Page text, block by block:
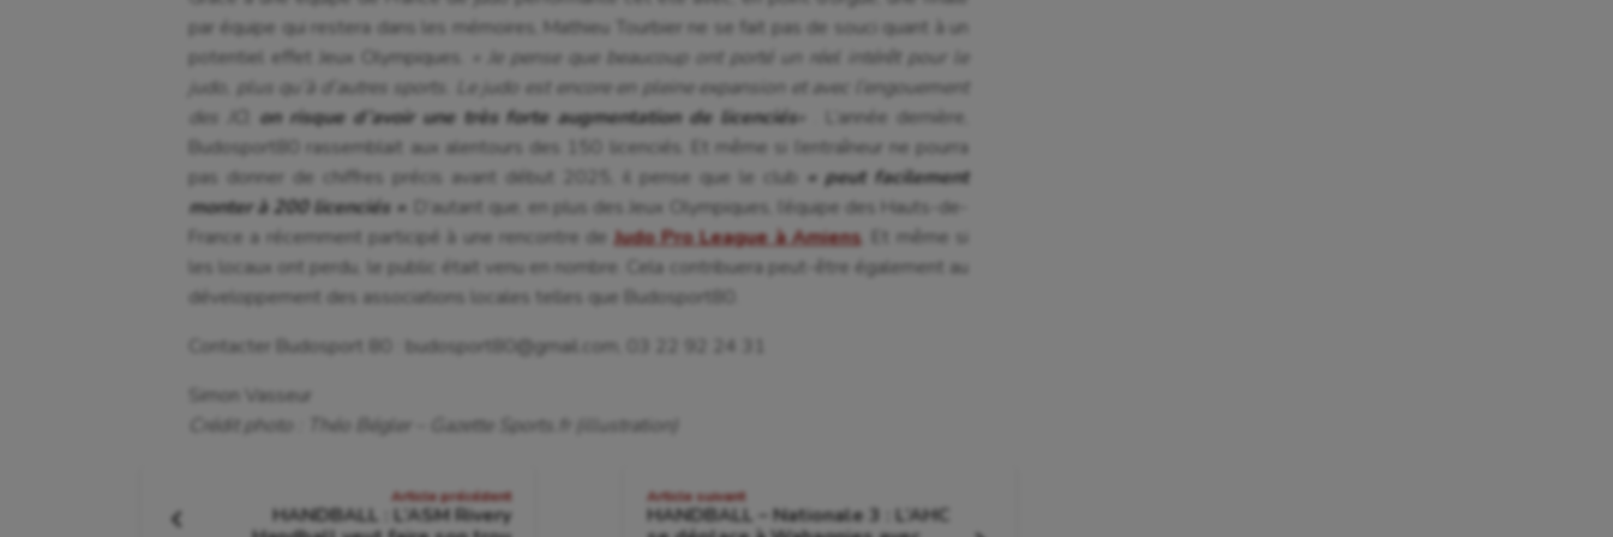
par équipe qui restera dans les mémoires, Mathieu Tourbier ne se fait pas de souci quant à un
potentiel effet Jeux Olympiques.
« Je pense que beaucoup ont porté un réel intérêt pour le
judo, plus qu’à d’autres sports. Le judo est encore en pleine expansion et avec l’engouement
des JO, on risque d’avoir une très forte augmentation de licenciés«
. L’année dernière,
Budosport80 rassemblait aux alentours des 150 licenciés. Et même si l’entraîneur ne pourra
pas donner de chiffres précis avant début 2025, il pense que le club « peut facilement
monter à 200 licenciés ». D’autant que, en plus des Jeux Olympiques, l’équipe des Hauts-de-
France a récemment participé à une rencontre de Judo Pro League à Amiens . Et même si
les locaux ont perdu, le public était venu en nombre. Cela contribuera peut-être également au
développement des associations locales telles que Budosport80.
Contacter Budosport 80 : budosport80@gmail.com, 03 22 92 24 31
Simon Vasseur
Crédit photo : Théo Bégler – Gazette Sports.fr (illustration)
Article
Article précédent
HANDBALL : L’ASM Rivery
Article suivant
HANDBALL – Nationale 3 : L’AHC